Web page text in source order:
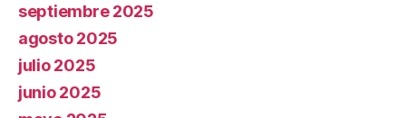
septiembre 2025
agosto 2025
julio 2025
junio 2025